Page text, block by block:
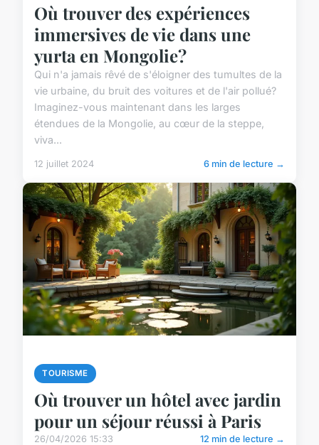
Où trouver des expériences
immersives de vie dans une
yurta en Mongolie?
Qui n'a jamais rêvé de s'éloigner des tumultes de la
vie urbaine, du bruit des voitures et de l'air pollué?
Imaginez-vous maintenant dans les larges
étendues de la Mongolie, au cœur de la steppe,
viva...
12 juillet 2024 6 min de lecture →
TOURISME
Où trouver un hôtel avec jardin
pour un séjour réussi à Paris
26/04/2026 15:33 12 min de lecture →